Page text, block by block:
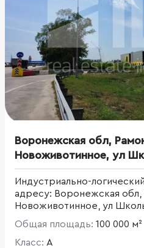
Воронежская обл,
Новоживотинное, ул
Индустриально-
адресу: Воронежская
Новоживотинное, ул
Общая площадь: 100 000 м²
Класс: A